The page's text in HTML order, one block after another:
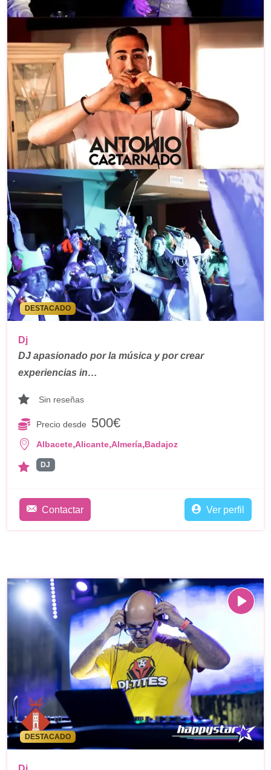
DESTACADO
Dj
DJ apasionado por la música y por crear
experiencias in…
Sin reseñas
Precio desde 500€
Albacete,Alicante,Almería,Badajoz
DJ
Contactar Ver perfil
DESTACADO